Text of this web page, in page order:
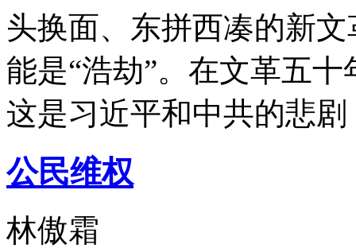
头换面、东拼西凑的新
能是“浩劫”。在文革五
这是习近平和中共的悲
公民维权
林傲霜